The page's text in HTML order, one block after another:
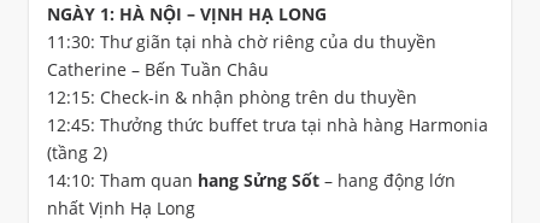
NGÀY 1: HÀ NỘI – VỊNH HẠ LONG
11:30: Thư giãn tại nhà chờ riêng của du thuyền
Catherine – Bến Tuần Châu
12:15: Check-in & nhận phòng trên du thuyền
12:45: Thưởng thức buffet trưa tại nhà hàng Harmonia
(tầng 2)
14:10: Tham quan hang Sửng Sốt – hang động lớn
nhất Vịnh Hạ Long